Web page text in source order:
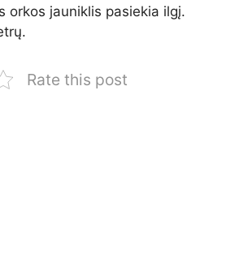
orkos jauniklis pasiekia ilgį.
Rate this post